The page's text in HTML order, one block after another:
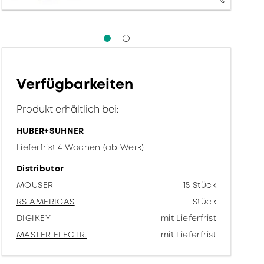
Verfügbarkeiten
Produkt erhältlich bei:
HUBER+SUHNER
Lieferfrist 4 Wochen (ab Werk)
Distributor
MOUSER
15 Stück
RS AMERICAS
1 Stück
DIGIKEY
mit Lieferfrist
MASTER ELECTR.
mit Lieferfrist